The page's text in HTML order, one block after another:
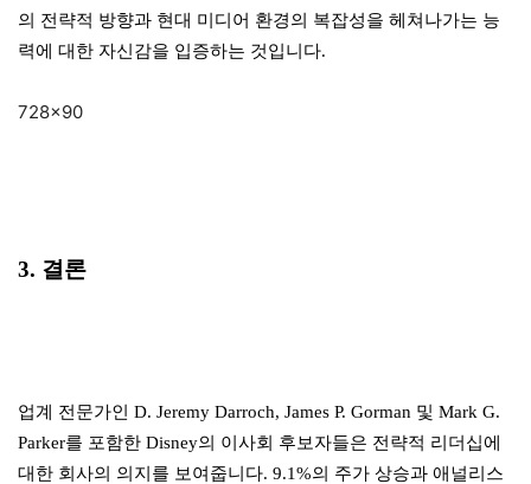
의 전략적 방향과 현대 미디어 환경의 복잡성을 헤쳐나가는 능
력에 대한 자신감을 입증하는 것입니다.
728×90
3. 결론
업계 전문가인 D. Jeremy Darroch, James P. Gorman 및 Mark G.
Parker를 포함한 Disney의 이사회 후보자들은 전략적 리더십에
대한 회사의 의지를 보여줍니다. 9.1%의 주가 상승과 애널리스